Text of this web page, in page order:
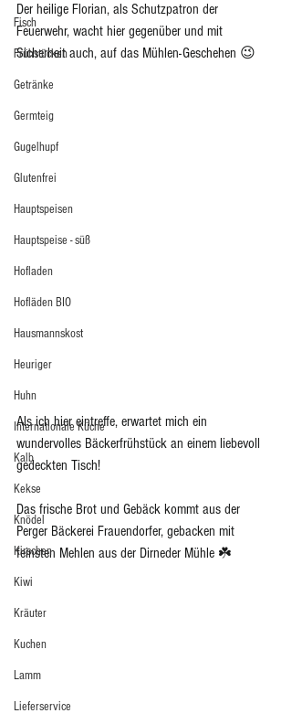
Fisch
Frühstücken
Getränke
Germteig
Gugelhupf
Glutenfrei
Hauptspeisen
Hauptspeise - süß
Hofladen
Hofläden BIO
Hausmannskost
Heuriger
Huhn
Internationale Küche
Kalb
Kekse
Knödel
Kirschen
Kiwi
Kräuter
Kuchen
Lamm
Lieferservice
Der heilige Florian, als Schutzpatron der
Feuerwehr, wacht hier gegenüber und mit
Sicherheit auch, auf das Mühlen-Geschehen 😉
Als ich hier eintreffe, erwartet mich ein
wundervolles Bäckerfrühstück an einem liebevoll
gedeckten Tisch!
Das frische Brot und Gebäck kommt aus der
Perger Bäckerei Frauendorfer, gebacken mit
feinsten Mehlen aus der Dirneder Mühle ☘️